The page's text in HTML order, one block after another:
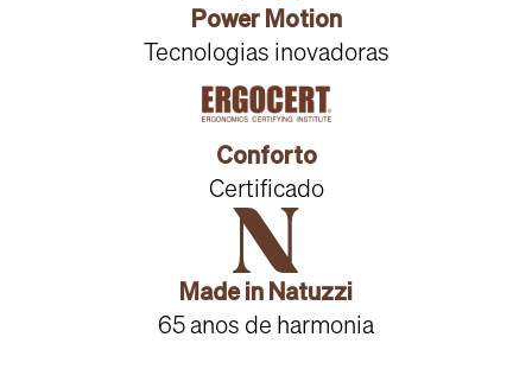
Power Motion
Tecnologias inovadoras
Conforto
Certificado
Made in Natuzzi
65 anos de harmonia